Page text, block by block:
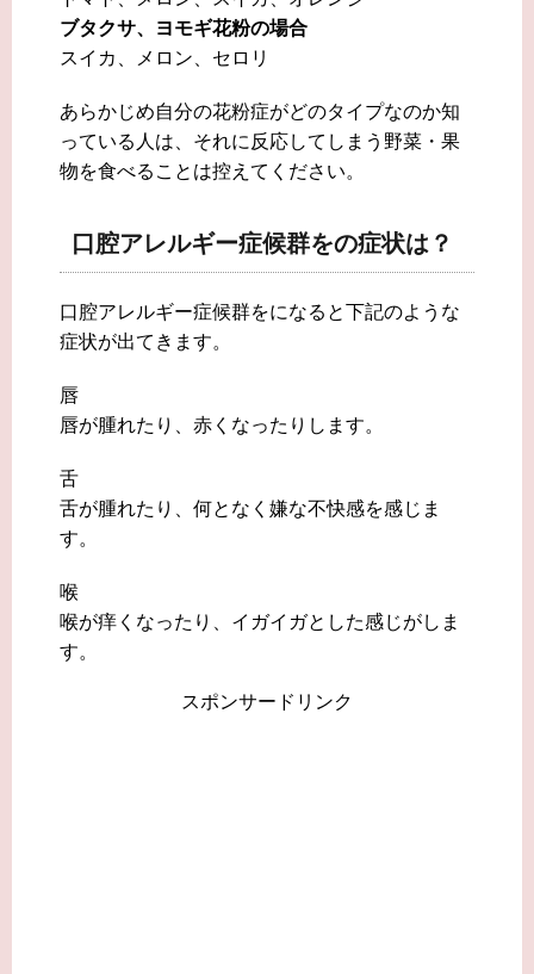
ブタクサ、ヨモギ花粉の場合
スイカ、メロン、セロリ
あらかじめ自分の花粉症がどのタイプなのか知
っている人は、それに反応してしまう野菜・果
物を食べることは控えてください。
口腔アレルギー症候群をの症状は？
口腔アレルギー症候群をになると下記のような
症状が出てきます。
唇
唇が腫れたり、赤くなったりします。
舌
舌が腫れたり、何となく嫌な不快感を感じま
す。
喉
喉が痒くなったり、イガイガとした感じがしま
す。
スポンサードリンク